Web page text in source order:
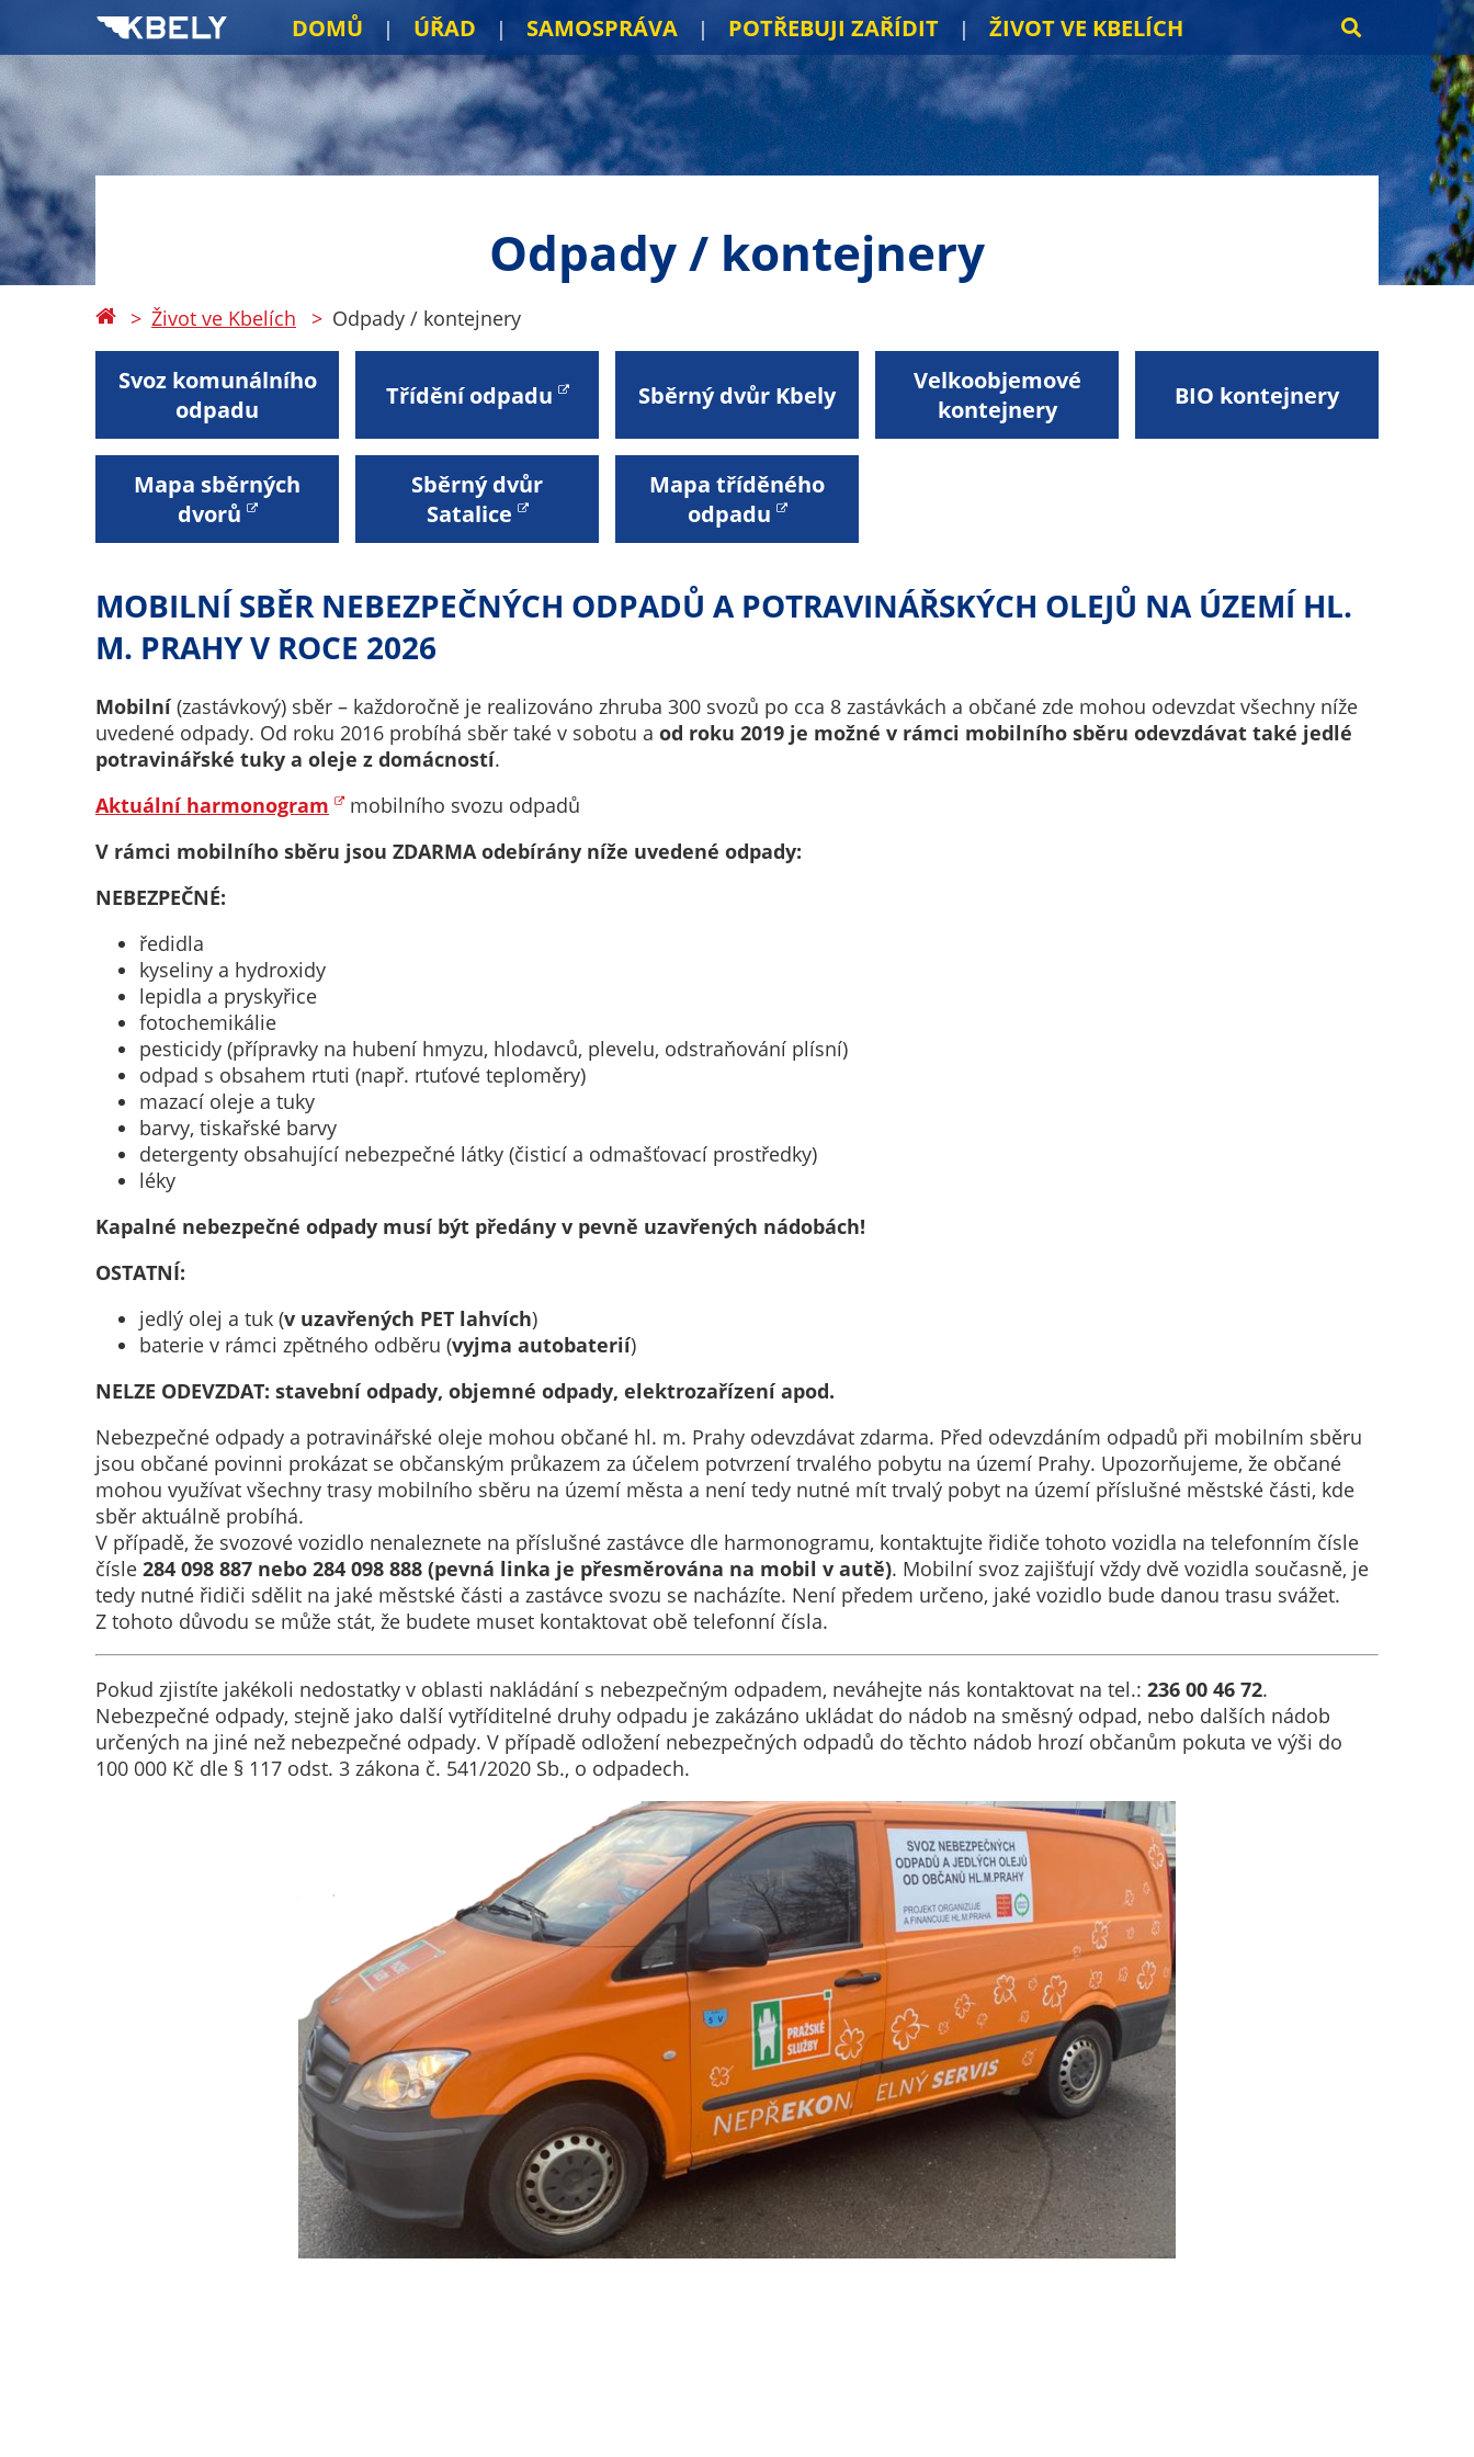
DOMŮ ÚŘAD SAMOSPRÁVA POTŘEBUJI ZAŘÍDIT ŽIVOT VE KBELÍCH
Odpady / kontejnery
Život ve Kbelích Odpady / kontejnery
Svoz komunálního
odpadu
Třídění odpadu Sběrný dvůr Kbely
Velkoobjemové
kontejnery
BIO kontejnery
Mapa sběrných
dvorů
Sběrný dvůr
Satalice
Mapa tříděného
odpadu
MOBILNÍ SBĚR NEBEZPEČNÝCH ODPADŮ A POTRAVINÁŘSKÝCH OLEJŮ NA ÚZEMÍ HL.
M. PRAHY V ROCE 2026
Mobilní(zastávkový) sběr – každoročně je realizováno zhruba 300 svozů po cca 8 zastávkách a občané zde mohou odevzdat všechny níže
uvedené odpady. Od roku 2016 probíhá sběr také v sobotu a od roku 2019 je možné v rámci mobilního sběru odevzdávat také jedlé
potravinářské tuky a oleje z domácností.
Aktuální harmonogram
mobilního svozu odpadů
V rámci mobilního sběru jsou ZDARMA odebírány níže uvedené odpady:
NEBEZPEČNÉ:
ředidla
kyseliny a hydroxidy
lepidla a pryskyřice
fotochemikálie
pesticidy (přípravky na hubení hmyzu, hlodavců, plevelu, odstraňování plísní)
odpad s obsahem rtuti (např. rtuťové teploměry)
mazací oleje a tuky
barvy, tiskařské barvy
detergenty obsahující nebezpečné látky (čisticí a odmašťovací prostředky)
léky
Kapalné nebezpečné odpady musí být předány v pevně uzavřených nádobách!
OSTATNÍ:
jedlý olej a tuk (v uzavřených PET lahvích)
baterie v rámci zpětného odběru (vyjma autobaterií)
NELZE ODEVZDAT: stavební odpady, objemné odpady, elektrozařízení apod.
Nebezpečné odpady a potravinářské oleje mohou občané hl. m. Prahy odevzdávat zdarma. Před odevzdáním odpadů při mobilním sběru
jsou občané povinni prokázat se občanským průkazem za účelem potvrzení trvalého pobytu na území Prahy. Upozorňujeme, že občané
mohou využívat všechny trasy mobilního sběru na území města a není tedy nutné mít trvalý pobyt na území příslušné městské části, kde
sběr aktuálně probíhá.
V případě, že svozové vozidlo nenaleznete na příslušné zastávce dle harmonogramu, kontaktujte řidiče tohoto vozidla na telefonním čísle
čísle 284 098 887 nebo 284 098 888 (pevná linka je přesměrována na mobil v autě). Mobilní svoz zajišťují vždy dvě vozidla současně, je
tedy nutné řidiči sdělit na jaké městské části a zastávce svozu se nacházíte. Není předem určeno, jaké vozidlo bude danou trasu svážet.
Z tohoto důvodu se může stát, že budete muset kontaktovat obě telefonní čísla.
Pokud zjistíte jakékoli nedostatky v oblasti nakládání s nebezpečným odpadem, neváhejte nás kontaktovat na tel.: 236 00 46 72.
Nebezpečné odpady, stejně jako další vytříditelné druhy odpadu je zakázáno ukládat do nádob na směsný odpad, nebo dalších nádob
určených na jiné než nebezpečné odpady. V případě odložení nebezpečných odpadů do těchto nádob hrozí občanům pokuta ve výši do
100 000 Kč dle § 117 odst. 3 zákona č. 541/2020 Sb., o odpadech.
Technické
cookies
Technické
nezbytné pro
funkcí, které
nabízí.
cookies na
deaktivovány
Analytické
a našich
kampaní.
Jejich pomocí
určujeme
a zdroje
návštěv našich
internetových
stránek. Data
získaná
pomocí
těchto
cookies
zpracováváme
použití
identifikátorů,
které ukazují
na konkrétní
uživatelé
našeho webu.
Pokud
vypnete
používání
analytických
cookies ve
vztahu k Vaší
návštěvě,
ztrácíme
možnost
analýzy
výkonu a
optimalizace